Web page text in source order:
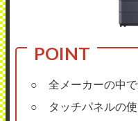
○ 全メーカーの中で
○ タッチパネルの使